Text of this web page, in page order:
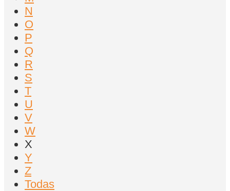
N
O
P
Q
R
S
T
U
V
W
X
Y
Z
Todas